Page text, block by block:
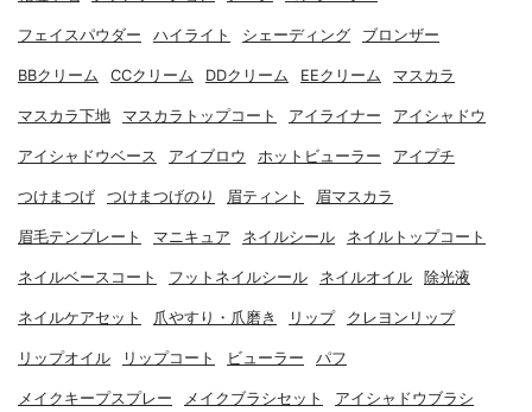
フェイスパウダー ハイライト シェーディング ブロンザー
BBクリーム CCクリーム DDクリーム EEクリーム マスカラ
マスカラ下地 マスカラトップコート アイライナー アイシャドウ
アイシャドウベース アイブロウ ホットビューラー アイプチ
つけまつげ つけまつげのり 眉ティント 眉マスカラ
眉毛テンプレート マニキュア ネイルシール ネイルトップコート
ネイルベースコート フットネイルシール ネイルオイル 除光液
ネイルケアセット 爪やすり・爪磨き リップ クレヨンリップ
リップオイル リップコート ビューラー パフ
メイクキープスプレー メイクブラシセット アイシャドウブラシ